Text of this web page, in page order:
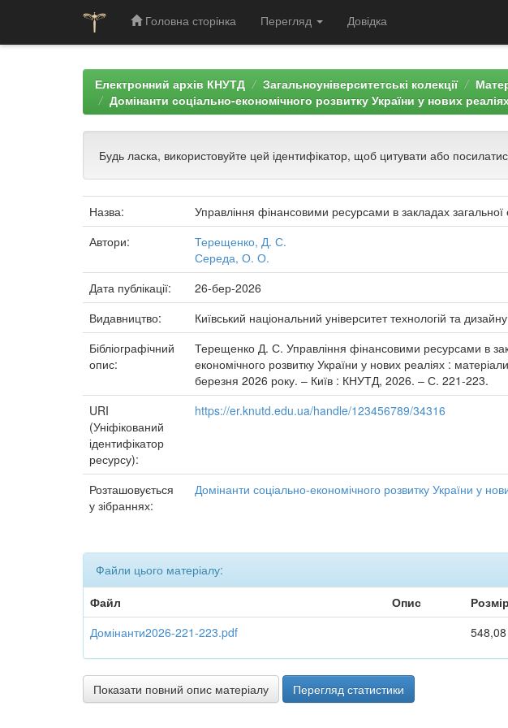
Головна сторінка Перегляд Довідка
Електронний архів КНУТД Загальноуніверситетські колекції
Домінанти соціально-економічного розвитку України у нових
Будь ласка, використовуйте цей ідентифікатор, щоб цитувати або
Назва:
Управління фінансовими ресурсами в закладах загальної
Автори:
Терещенко, Д. С.
Середа, О. О.
Дата публікації:
26-бер-2026
Видавництво:
Київський національний університет технологій та дизайну
Бібліографічний
опис:
Терещенко Д. С. Управління фінансовими ресурсами в
економічного розвитку України у нових реаліях :
березня 2026 року. – Київ : КНУТД, 2026. – С. 221-223.
URI
(Уніфікований
ідентифікатор
ресурсу):
https://er.knutd.edu.ua/handle/123456789/34316
Розташовується
у зібраннях:
Домінанти соціально-економічного розвитку України у
Файли цього матеріалу:
Файл
Опис Розмір
Домінанти2026-221-223.pdf
Показати повний опис матеріалу Перегляд статистики